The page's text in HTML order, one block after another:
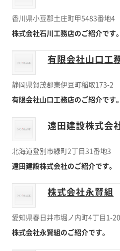
香川県小豆郡土庄町甲5483番地4
株式会社石川工務店のご紹介です。
有限会社山口工
静岡県賀茂郡東伊豆町稲取173-2
有限会社山口工務店のご紹介です。
遠田建設株式会
北海道登別市緑町2丁目31番地3
遠田建設株式会社のご紹介です。
株式会社永賢組
愛知県春日井市堀ノ内町4丁目1-20
株式会社永賢組のご紹介です。